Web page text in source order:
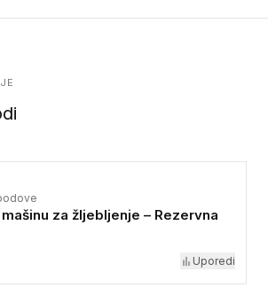
za žljebljenje – Rezervna
Uporedi